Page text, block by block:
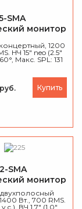
SMA
монитор
1200
НЧ 15" neo (2.5"
Макс. SPL: 131
20000 Гц,
руб. Купить
SMA
монитор
Вт., 700 RMS.
ВЧ 1.7" (1.0"